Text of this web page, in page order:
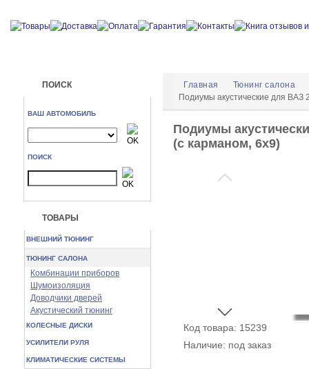
ПОИСК
ВАШ АВТОМОБИЛЬ
ПОИСК
ТОВАРЫ
ВНЕШНИЙ ТЮНИНГ
ТЮНИНГ САЛОНА
Комбинации приборов
Шумоизоляция
Доводчики дверей
Акустический тюнинг
КОЛЕСНЫЕ ДИСКИ
УСИЛИТЕЛИ РУЛЯ
КЛИМАТИЧЕСКИЕ СИСТЕМЫ
Главная
Тюнинг салона
Подиумы акустические для ВАЗ
Подиумы
(с карманом, 6x9)
Код товара: 15239
Наличие: под заказ